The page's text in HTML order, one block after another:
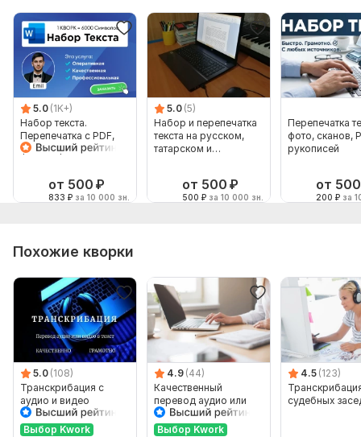
5.0 (1K+)
Набор текста.
Перепечатка с PDF,
фото, картинки, скана
от 500 ₽
833 ₽ за 10 000 зн.
5.0 (5)
Набор и перепечатка
текста на русском,
татарском и
от 500 ₽
500 ₽ за 10 000 зн.
Перепечатка
фото, сканов,
рукописей
от 500
200 ₽ за
Похожие кворки
5.0 (108)
Транскрибация с
аудио и видео
Выбор Kwork
4.9 (44)
Качественный
перевод аудио или
видео в текст
Выбор Kwork
4.5 (123)
судебных